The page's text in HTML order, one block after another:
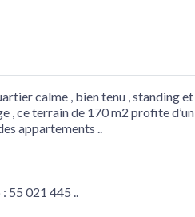
calme , bien tenu , standing et
, ce terrain de 170 m2 profite d’un
appartements ..
55 021 445 ..